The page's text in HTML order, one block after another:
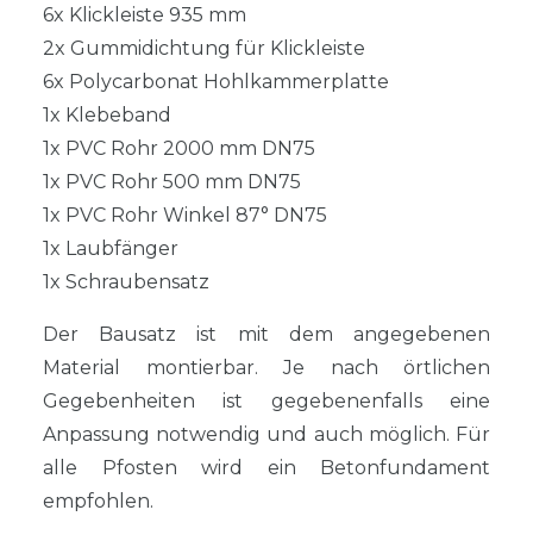
6x Klickleiste 935 mm
2x Gummidichtung für Klickleiste
6x Polycarbonat Hohlkammerplatte
1x Klebeband
1x PVC Rohr 2000 mm DN75
1x PVC Rohr 500 mm DN75
1x PVC Rohr Winkel 87° DN75
1x Laubfänger
1x Schraubensatz
Der Bausatz ist mit dem angegebenen
Material montierbar. Je nach örtlichen
Gegebenheiten ist gegebenenfalls eine
Anpassung notwendig und auch möglich. Für
alle Pfosten wird ein Betonfundament
empfohlen.